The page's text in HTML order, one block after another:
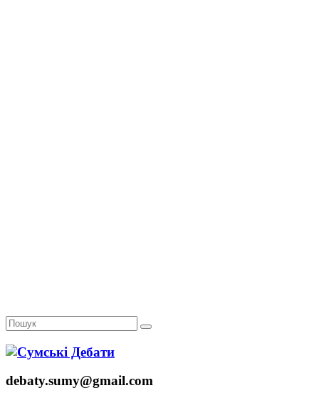
debaty.sumy@gmail.com